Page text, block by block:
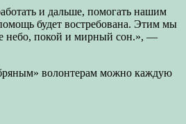
и дальше, помогать нашим
будет востребована. Этим мы
небо, покой и мирный сон.», —
волонтерам можно каждую